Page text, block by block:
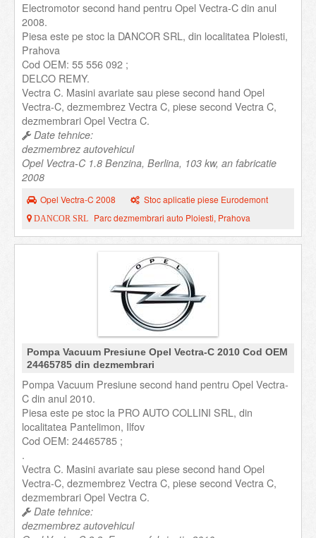
Electromotor second hand pentru Opel Vectra-C din anul
2008.
Piesa este pe stoc la DANCOR SRL, din localitatea Ploiesti,
Prahova
Cod OEM: 55 556 092 ;
DELCO REMY.
Vectra C. Masini avariate sau piese second hand Opel
Vectra-C, dezmembrez Vectra C, piese second Vectra C,
dezmembrari Opel Vectra C.
Date tehnice:
dezmembrez autovehicul
Opel Vectra-C 1.8 Benzina, Berlina, 103 kw, an fabricatie
2008
Opel Vectra-C 2008 Stoc aplicatie piese Eurodemont
DANCOR SRL Parc dezmembrari auto Ploiesti, Prahova
Pompa Vacuum Presiune Opel Vectra-C 2010 Cod OEM
24465785 din dezmembrari
Pompa Vacuum Presiune second hand pentru Opel Vectra-
C din anul 2010.
Piesa este pe stoc la PRO AUTO COLLINI SRL, din
localitatea Pantelimon, Ilfov
Cod OEM: 24465785 ;
.
Vectra C. Masini avariate sau piese second hand Opel
Vectra-C, dezmembrez Vectra C, piese second Vectra C,
dezmembrari Opel Vectra C.
Date tehnice:
dezmembrez autovehicul